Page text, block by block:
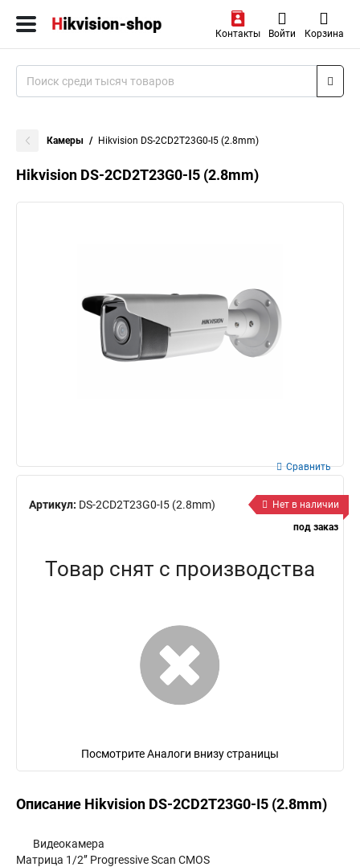
Контакты Войти Корзина
Камеры Hikvision DS-2CD2T23G0-I5 (2.8mm)
Hikvision DS-2CD2T23G0-I5 (2.8mm)
Артикул: DS-2CD2T23G0-I5 (2.8mm)
Сравнить
Нет в наличии
под заказ
Товар снят с производства
Посмотрите Аналоги внизу страницы
Описание Hikvision DS-2CD2T23G0-I5 (2.8mm)
Видеокамера
Матрица 1/2’’ Progressive Scan CMOS